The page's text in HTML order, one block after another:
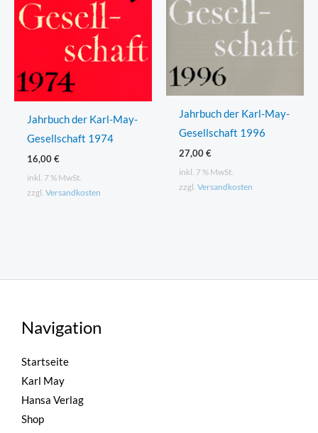
Jahrbuch der Karl-May-
Gesellschaft 1974
16,00€
inkl. 7 % MwSt.
zzgl. Versandkosten
Jahrbuch der Karl-May-
Gesellschaft 1996
27,00€
inkl. 7 % MwSt.
zzgl. Versandkosten
Navigation
Startseite
Karl May
Hansa Verlag
Shop